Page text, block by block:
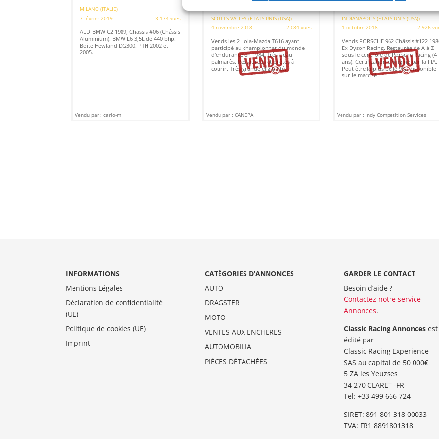
MILANO (ITALIE)
7 février 2019
3 174 vues
ALD-BMW C2 1989, Chassis #06 (Châssis
Aluminium). BMW L6 3,5L de 440 bhp.
Boite Hewland DG300. PTH 2002 et
2005.
Vendu par : carlo-m
SCOTTS VALLEY (ETATS-UNIS (USA))
4 novembre 2018
2 084 vues
Vends les 2 Lola-Mazda T616 ayant
participé au championnat du monde
d'endurance en 1984. Très beau
palmarès. Restaurées et prêtes à
courir. Très grande éligibilité.
Vendu par : CANEPA
DYSON RACING (1986)
INDIANAPOLIS (ETATS-UNIS (USA))
1 octobre 2018
2 926
Vends PORSCHE 962 Châssis #122
Ex Dyson Racing. Restaurée de A à Z
sous le contrôle de Porsche Racing (4
ans). Certification d'origine par la FIA.
Peut être la plus belle 962 disponible
sur le marché !
Vendu par : Indy Competition Services
INFORMATIONS
Mentions Légales
Déclaration de confidentialité
(UE)
Politique de cookies (UE)
Imprint
CATÉGORIES D’ANNONCES
AUTO
DRAGSTER
MOTO
VENTES AUX ENCHERES
AUTOMOBILIA
PIÈCES DÉTACHÉES
GARDER LE CONTACT
Besoin d’aide ?
Contactez notre service
Annonces.
Classic Racing Annoncesest
édité par
Classic Racing Experience
SAS au capital de 50 000€
5 ZA les Yeuzses
34 270 CLARET -FR-
Tel: ‭+33 499 666 724‬
SIRET: 891 801 318 00033
TVA: FR1 8891801318